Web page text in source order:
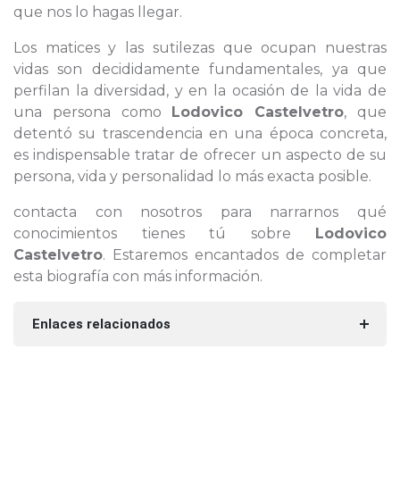
que nos lo hagas llegar.
Los matices y las sutilezas que ocupan nuestras
vidas son decididamente fundamentales, ya que
perfilan la diversidad, y en la ocasión de la vida de
una persona como Lodovico Castelvetro, que
detentó su trascendencia en una época concreta,
es indispensable tratar de ofrecer un aspecto de su
persona, vida y personalidad lo más exacta posible.
contacta con nosotros para narrarnos qué
conocimientos tienes tú sobre Lodovico
Castelvetro. Estaremos encantados de completar
esta biografía con más información.
Enlaces relacionados